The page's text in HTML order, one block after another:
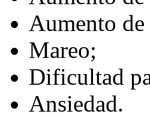
Aumento
Mareo;
Dificultad
Ansiedad.